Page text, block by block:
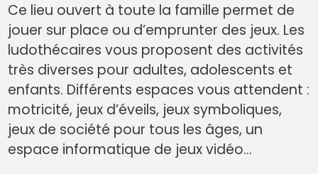
Ce lieu ouvert à toute la famille permet de
jouer sur place ou d’emprunter des jeux. Les
ludothécaires vous proposent des activités
très diverses pour adultes, adolescents et
enfants. Différents espaces vous attendent :
motricité, jeux d’éveils, jeux symboliques,
jeux de société pour tous les âges, un
espace informatique de jeux vidéo…